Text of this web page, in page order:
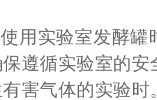
实验室发酵罐
遵循实验室的
害气体的实验